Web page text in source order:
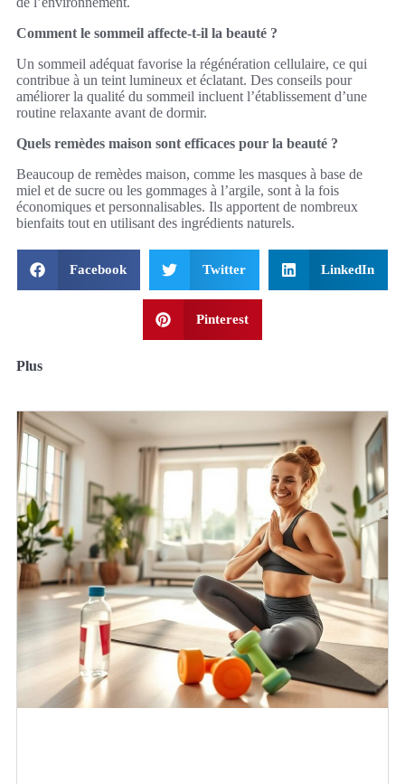
Comment le sommeil affecte-t-il la beauté ?
Un sommeil adéquat favorise la régénération cellulaire, ce qui
contribue à un teint lumineux et éclatant. Des conseils pour
améliorer la qualité du sommeil incluent l’établissement d’une
routine relaxante avant de dormir.
Quels remèdes maison sont efficaces pour la beauté ?
Beaucoup de remèdes maison, comme les masques à base de
miel et de sucre ou les gommages à l’argile, sont à la fois
économiques et personnalisables. Ils apportent de nombreux
bienfaits tout en utilisant des ingrédients naturels.
Facebook Twitter LinkedIn
Pinterest
Plus